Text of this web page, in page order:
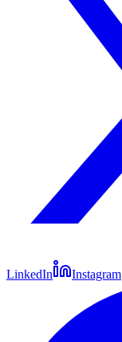
LinkedIn Instagram